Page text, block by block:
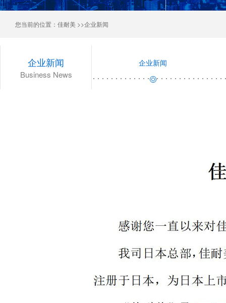
您当前的位置： 佳耐美 >>企业新闻
企业新闻
Business News
企业新闻